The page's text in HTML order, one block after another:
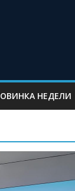
НЕДЕЛИ